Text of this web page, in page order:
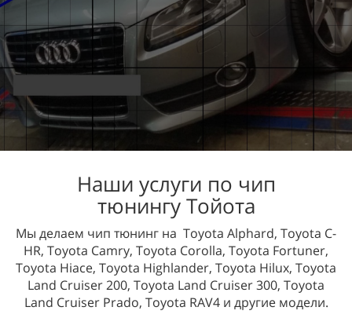
Наши услуги по чип
тюнингу Тойота
Мы делаем чип тюнинг на Toyota Alphard, Toyota C-
HR, Toyota Camry, Toyota Corolla, Toyota Fortuner,
Toyota Hiace, Toyota Highlander, Toyota Hilux, Toyota
Land Cruiser 200, Toyota Land Cruiser 300, Toyota
Land Cruiser Prado, Toyota RAV4 и другие модели.